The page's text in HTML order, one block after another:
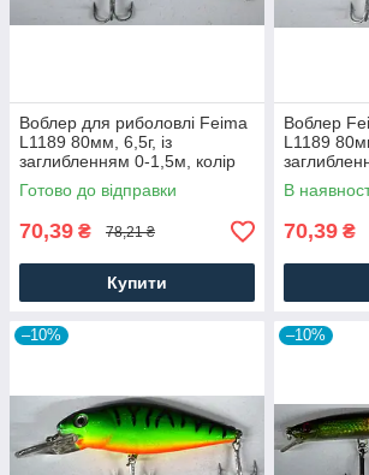
Воблер для риболовлі Feima
L1189 80мм, 6,5г, із
заглибленням 0-1,5м, колір
08
Готово до відправки
70,39 ₴ 78,21 ₴
Купити
Воблер
L1189
04
В
70,39 ₴
–10% –10%